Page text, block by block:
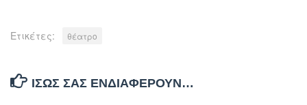
Ετικέτες: θέατρο
ΊΣΩΣ ΣΑΣ ΕΝΔΙΑΦΈΡΟΥΝ…